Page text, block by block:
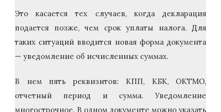
Это касается тех случаев, когда декларация
подается позже, чем срок уплаты налога. Для
таких ситуаций вводится новая форма документа
— уведомление об исчисленных суммах.
В нем пять реквизитов: КПП, КБК, ОКТМО,
отчетный период и сумма. Уведомление
многострочное. В одном документе можно указать